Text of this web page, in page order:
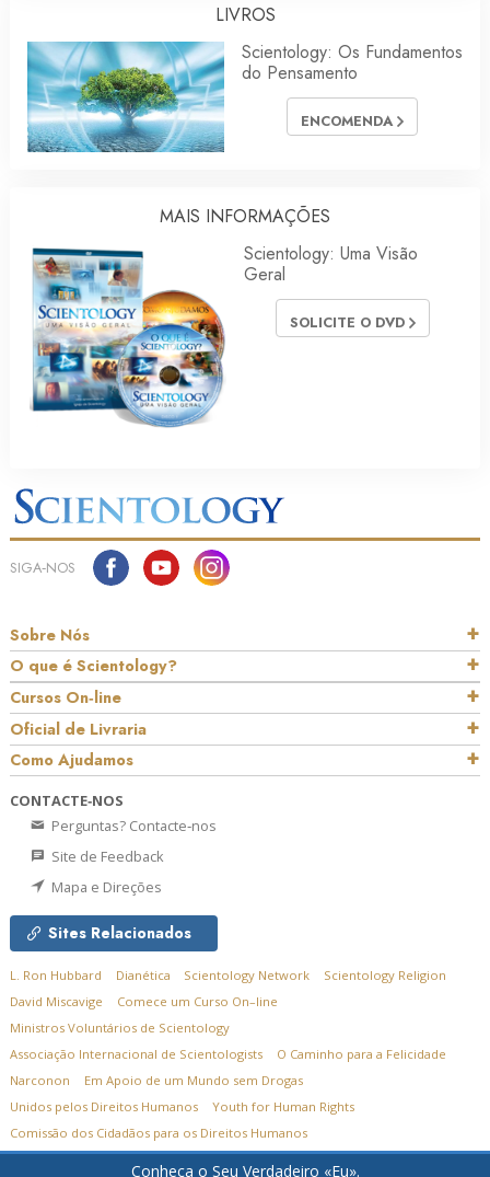
LIVROS
Scientology: Os Fundamentos
do Pensamento
ENCOMENDA
MAIS INFORMAÇÕES
Scientology: Uma Visão
Geral
SOLICITE O DVD
Conheça o Seu Verdadeiro «Eu».
SIGA‑NOS
Sobre Nós
O que é Scientology?
Cursos On‑line
Oficial de Livraria
Como Ajudamos
CONTACTE‑NOS
Perguntas? Contacte‑nos
Site de Feedback
Mapa e Direções
Sites Relacionados
L. Ron Hubbard Dianética Scientology Network
Scientology Religion
David Miscavige
Comece um Curso On–line
Ministros Voluntários de Scientology
Associação Internacional de Scientologists
O Caminho para a Felicidade
Narconon
Em Apoio de um Mundo sem Drogas
Unidos pelos Direitos Humanos
Youth for Human Rights
Comissão dos Cidadãos para os Direitos Humanos
Church of Scientology Flag Service Organization.Todos os Direitos